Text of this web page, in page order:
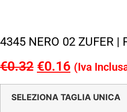
4345 NERO 02 ZUFER |
€0.32 Il
prezzo
originale
€0.16 Il
prezzo
attuale
(Iva
SELEZIONA TAGLIA UNICA